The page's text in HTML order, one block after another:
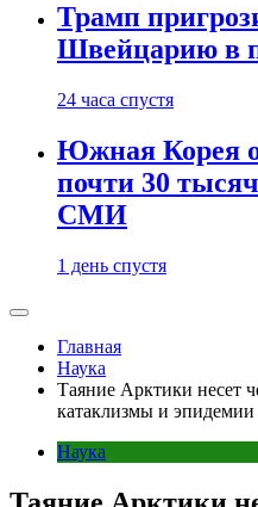
Трамп
Швейцарию в
24 часа спустя
Южная Корея
почти 30
СМИ
1 день спустя
Главная
Наука
Таяние Арктики несет
катаклизмы и эпидемии
Наука